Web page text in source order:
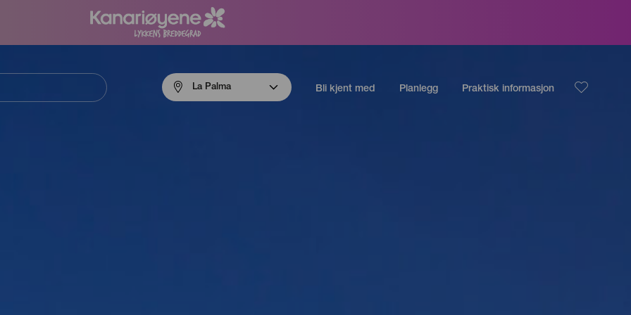
navigation
La Palma Bli kjent med Planlegg Praktisk informasjon